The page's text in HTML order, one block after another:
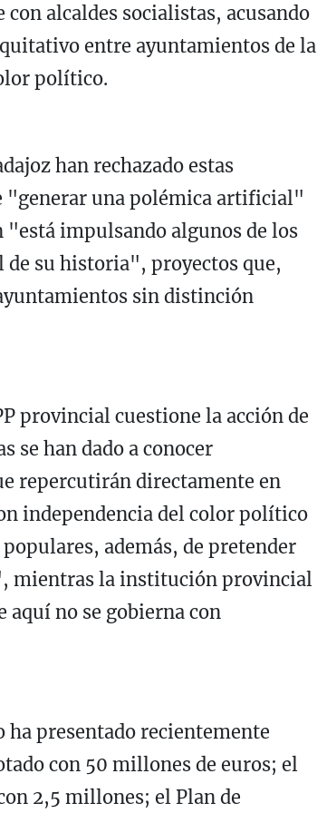
alcaldes socialistas, acusando
entre ayuntamientos de la
político.
han rechazado estas
"generar una polémica artificial"
impulsando algunos de los
su historia", proyectos que,
sin distinción
provincial cuestione la acción de
se han dado a conocer
repercutirán directamente en
independencia del color político
además, de pretender
mientras la institución provincial
aquí no se gobierna con
ha presentado recientemente
con 50 millones de euros; el
2,5 millones; el Plan de